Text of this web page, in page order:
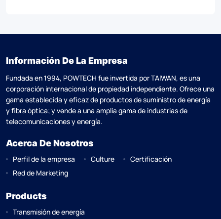
Información De La Empresa
Fundada en 1994, POWTECH fue invertida por TAlWAN, es una
corporación internacional de propiedad independiente. Ofrece una
gama establecida y eficaz de productos de suministro de energía
y fibra óptica; y vende a una amplia gama de industrias de
telecomunicaciones y energía.
Acerca De Nosotros
Perfil de la empresa Culture
Certificación
Red de Marketing
Products
Transmisión de energía